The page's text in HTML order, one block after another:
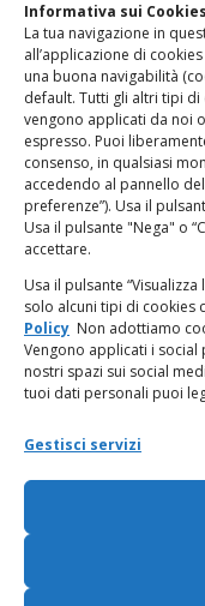
Informativa sui Cookies
La tua navigazione in
all’applicazione di
una buona navigabilità
default. Tutti gli altri tipi
vengono applicati da noi
espresso. Puoi
consenso, in qualsiasi
accedendo al pannello
preferenze”). Usa il
Usa il pulsante "Nega" o
accettare.
Usa il pulsante
solo alcuni tipi di cookies
Policy Non adottiamo
Vengono applicati i social
nostri spazi sui social
tuoi dati personali puoi
Gestisci servizi
www.odg.toscana.it –
Firenze al nr. 5208
Giampaolo Marchini –
LINK UTILI
PagoPA
Privacy Policy
Regolamento
giudiziari
Amministrazione
Cookie Policy (UE)